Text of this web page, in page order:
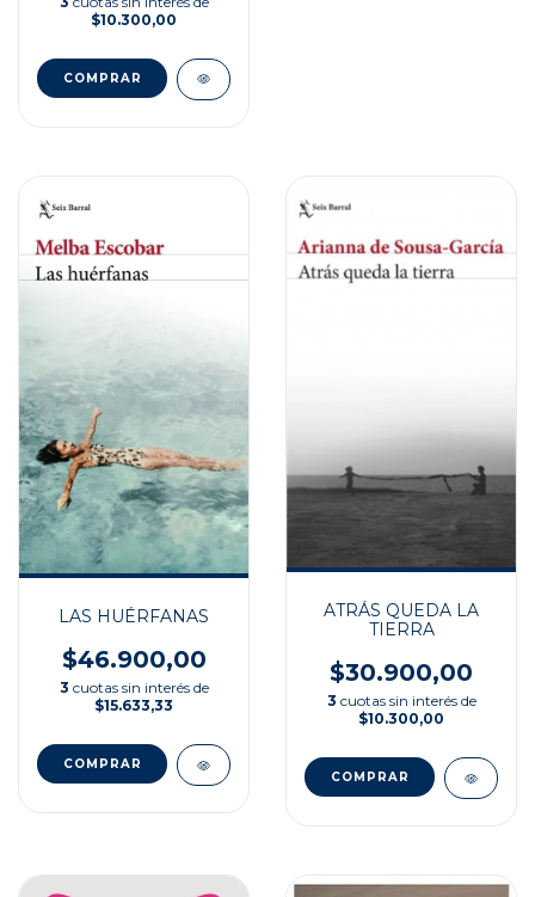
$10.300,00
LAS HUÉRFANAS
$46.900,00
3 cuotas sin interés de
$15.633,33
ATRÁS QUEDA LA
TIERRA
$30.900,00
3 cuotas sin interés de
$10.300,00